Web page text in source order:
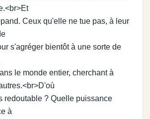
Ceux qu'elle ne tue pas, à leur
s'agréger bientôt à une sorte de
le monde entier, cherchant à
redoutable ? Quelle puissance
à